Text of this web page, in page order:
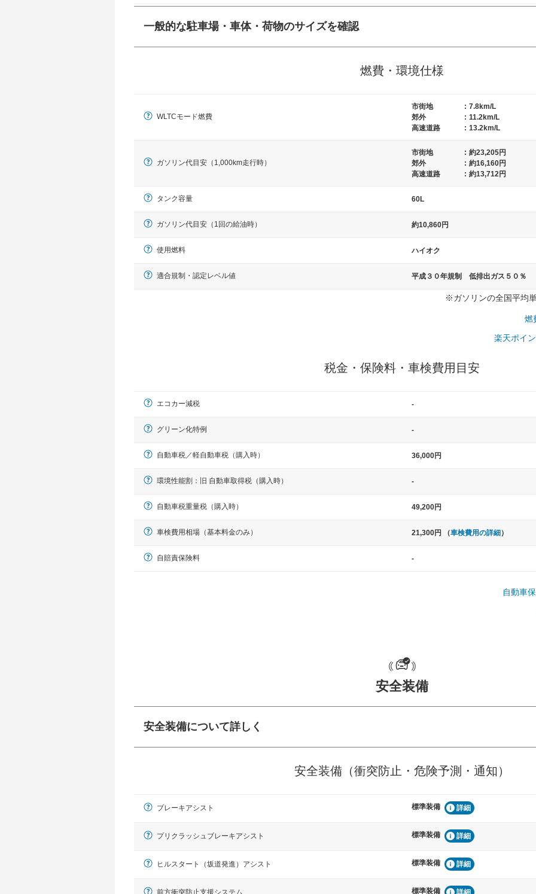
一般的な駐車場・車体・荷物のサイズを確認
幅 5,000mmというサイズが標準値（最低値）とされる事が多いようです。
一般的な車体のサイズの目安
軽自動車
ハイエース
燃費・環境仕様
WLTCモード燃費
市街地 : 7.8km/L
郊外
: 11.2km/L
高速道路
: 13.2km/L
ガソリン代目安（1,000km走行時）
市街地 : 約23,205円
郊外
: 約16,160円
高速道路
: 約13,712円
タンク容量 60L
ガソリン代目安（1回の給油時） 約10,860円
使用燃料 ハイオク
適合規制・認定レベル値 平成３０年規制 低排出ガス５０％
※ガソリンの全国平均
燃
楽天ポイ
税金・保険料・車検費用目安
エコカー減税 -
グリーン化特例 -
自動車税／軽自動車税（購入時） 36,000円
環境性能割：旧 自動車取得税（購入時） -
自動車税重量税（購入時） 49,200円
車検費用相場（基本料金のみ） 21,300円 （車検費用の詳細 ）
自賠責保険料 -
自動車
安全装備
安全装備について詳しく
前走車や歩行者との衝突を回避するプリクラッシュブレ
ーキアシスト、ABSなどが装備されています。
見えにくい場所に潜む
テムなどが装備されて
車線逸脱防止
プアシストなどが装備されています
車間距離制御
ブ・クルーズ・コント
運転・駐車支援
グ・アシストやサイドブラインドモニターなどが装備さ
衝撃軽減
るSRSエアバッグシス
安全装備（衝突防止・危険予測・通知）
ブレーキアシスト 標準装備 詳細
プリクラッシュブレーキアシスト 標準装備 詳細
ヒルスタート（坂道発進）アシスト 標準装備 詳細
標準装備